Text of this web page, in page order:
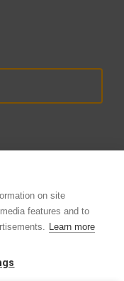
os direitos reservados.
on site
features and to
Learn more